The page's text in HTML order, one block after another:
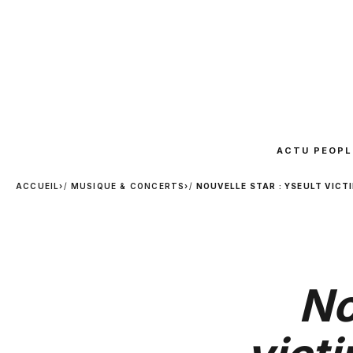
ACTU
ACCUEIL› MUSIQUE & CONCERTS› NOUVELLE STAR : YSEULT